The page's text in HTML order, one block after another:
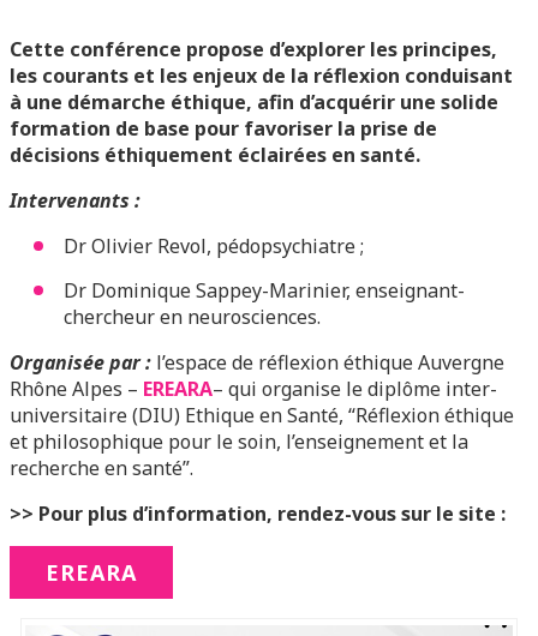
Cette conférence propose d’explorer les principes,
les courants et les enjeux de la réflexion conduisant
à une démarche éthique, afin d’acquérir une solide
formation de base pour favoriser la prise de
décisions éthiquement éclairées en santé.
Intervenants :
Dr Olivier Revol, pédopsychiatre ;
Dr Dominique Sappey-Marinier, enseignant-
chercheur en neurosciences.
Organisée par : l’espace de réflexion éthique Auvergne
Rhône Alpes – EREARA– qui organise le diplôme inter-
universitaire (DIU) Ethique en Santé, “Réflexion éthique
et philosophique pour le soin, l’enseignement et la
recherche en santé”.
>> Pour plus d’information, rendez-vous sur le site :
EREARA